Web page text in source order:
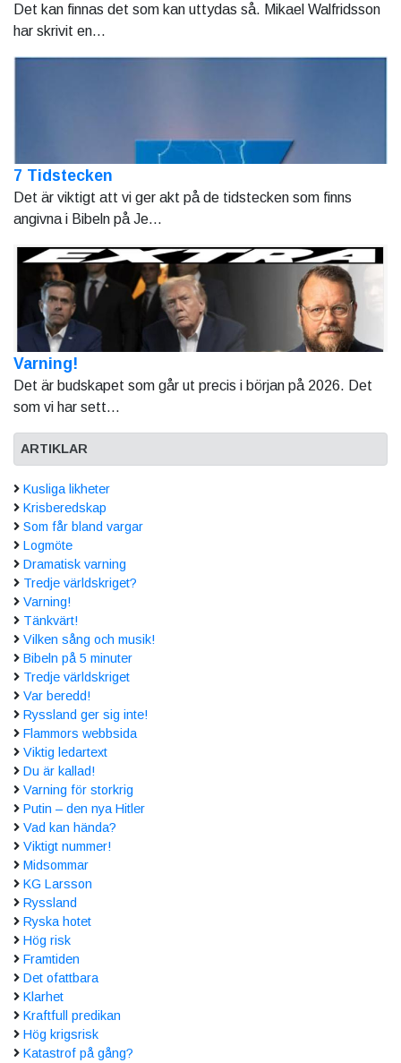
Det kan finnas det som kan uttydas så. Mikael Walfridsson
har skrivit en...
7 Tidstecken
Det är viktigt att vi ger akt på de tidstecken som finns
angivna i Bibeln på Je...
Varning!
Det är budskapet som går ut precis i början på 2026. Det
som vi har sett...
ARTIKLAR
Kusliga likheter
Krisberedskap
Som får bland vargar
Logmöte
Dramatisk varning
Tredje världskriget?
Varning!
Tänkvärt!
Vilken sång och musik!
Bibeln på 5 minuter
Tredje världskriget
Var beredd!
Ryssland ger sig inte!
Flammors webbsida
Viktig ledartext
Du är kallad!
Varning för storkrig
Putin – den nya Hitler
Vad kan hända?
Viktigt nummer!
Midsommar
KG Larsson
Ryssland
Ryska hotet
Hög risk
Framtiden
Det ofattbara
Klarhet
Kraftfull predikan
Hög krigsrisk
Katastrof på gång?